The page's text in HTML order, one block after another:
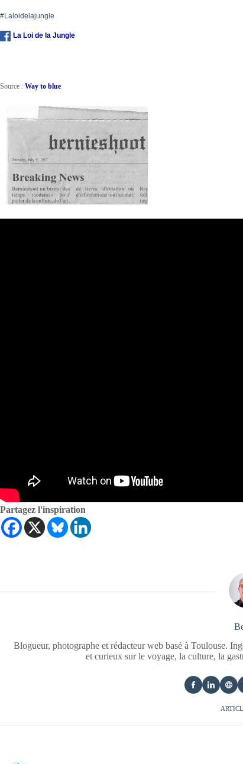
#Laloidelajungle
La Loi de la Jungle
Source : Way to blue
Partagez l'inspiration
Blogueur, photographe et rédacteur web basé à Toulouse.
et curieux sur le voyage, la culture, la